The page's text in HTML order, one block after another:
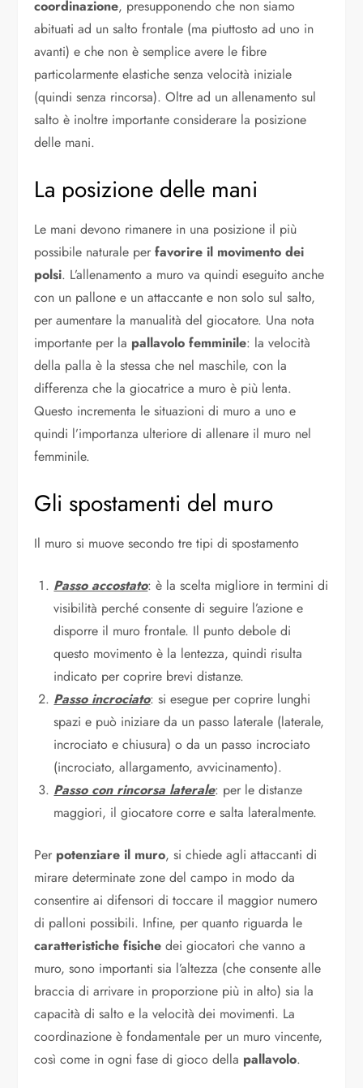
coordinazione, presupponendo che non siamo
abituati ad un salto frontale (ma piuttosto ad uno in
avanti) e che non è semplice avere le fibre
particolarmente elastiche senza velocità iniziale
(quindi senza rincorsa). Oltre ad un allenamento sul
salto è inoltre importante considerare la posizione
delle mani.
La posizione delle mani
Le mani devono rimanere in una posizione il più
possibile naturale perfavorire il movimento dei
polsi. L’allenamento a muro va quindi eseguito anche
con un pallone e un attaccante e non solo sul salto,
per aumentare la manualità del giocatore. Una nota
importante per la pallavolo femminile: la velocità
della palla è la stessa che nel maschile, con la
differenza che la giocatrice a muro è più lenta.
Questo incrementa le situazioni di muro a uno e
quindi l’importanza ulteriore di allenare il muro nel
femminile.
Gli spostamenti del muro
Il muro si muove secondo tre tipi di spostamento
Passo accostato: è la scelta migliore in termini di
visibilità perché consente di seguire l’azione e
disporre il muro frontale. Il punto debole di
questo movimento è la lentezza, quindi risulta
indicato per coprire brevi distanze.
Passo incrociato: si esegue per coprire lunghi
spazi e può iniziare da un passo laterale (laterale,
incrociato e chiusura) o da un passo incrociato
(incrociato, allargamento, avvicinamento).
Passo con rincorsa laterale: per le distanze
maggiori, il giocatore corre e salta lateralmente.
Per potenziare il muro, si chiede agli attaccanti di
mirare determinate zone del campo in modo da
consentire ai difensori di toccare il maggior numero
di palloni possibili. Infine, per quanto riguarda le
caratteristiche fisiche dei giocatori che vanno a
muro, sono importanti sia l’altezza (che consente alle
braccia di arrivare in proporzione più in alto) sia la
capacità di salto e la velocità dei movimenti. La
coordinazione è fondamentale per un muro vincente,
così come in ogni fase di gioco della pallavolo.